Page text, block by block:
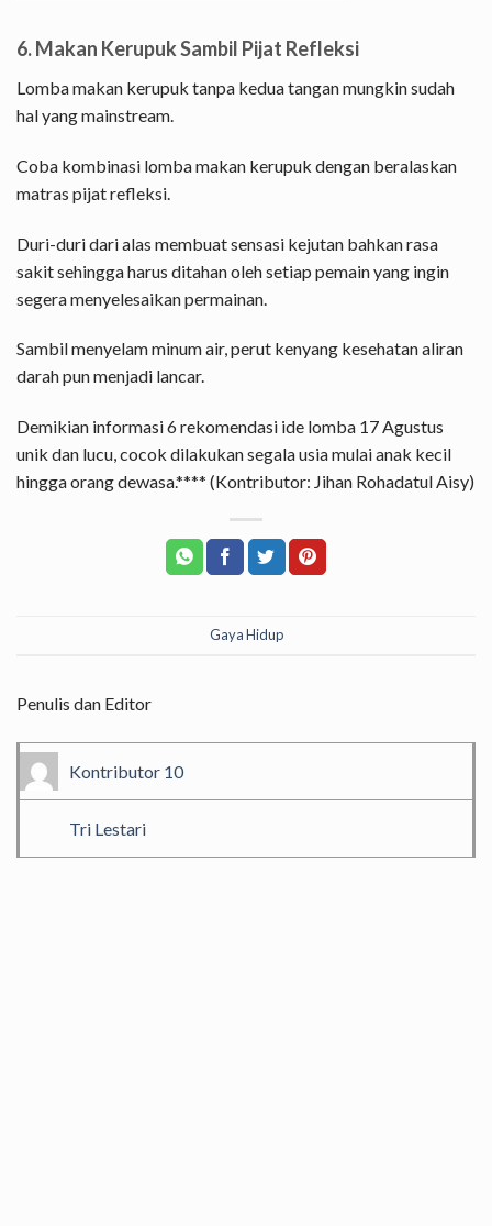
6. Makan Kerupuk Sambil Pijat Refleksi
Lomba makan kerupuk tanpa kedua tangan mungkin sudah
hal yang mainstream.
Coba kombinasi lomba makan kerupuk dengan beralaskan
matras pijat refleksi.
Duri-duri dari alas membuat sensasi kejutan bahkan rasa
sakit sehingga harus ditahan oleh setiap pemain yang ingin
segera menyelesaikan permainan.
Sambil menyelam minum air, perut kenyang kesehatan aliran
darah pun menjadi lancar.
Demikian informasi 6 rekomendasi ide lomba 17 Agustus
unik dan lucu, cocok dilakukan segala usia mulai anak kecil
hingga orang dewasa.**** (Kontributor: Jihan Rohadatul Aisy)
Gaya Hidup
Penulis dan Editor
Kontributor 10
Tri Lestari